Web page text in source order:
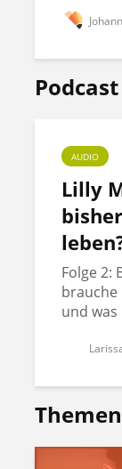
Podcast
AUDIO
Lilly
Folge 2:
brauche
und was